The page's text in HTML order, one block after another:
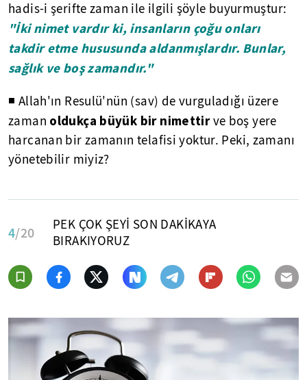
hadis-i şerifte zaman ile ilgili şöyle buyurmuştur:
"İki nimet vardır ki, insanların çoğu onları
takdir etme hususunda aldanmışlardır. Bunlar,
sağlık ve boş zamandır."
◾ Allah'ın Resulü'nün (sav) de vurguladığı üzere
zaman oldukça büyük bir nimettirve boş yere
harcanan bir zamanın telafisi yoktur. Peki, zamanı
yönetebilir miyiz?
4/20
PEK ÇOK ŞEYİ SON DAKİKAYA
BIRAKIYORUZ